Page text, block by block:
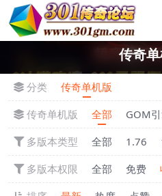
传奇
分类
传奇单机版
传奇单机版
全部 GOM
多版本类型
全部 1.76
多版本权限
全部 免费